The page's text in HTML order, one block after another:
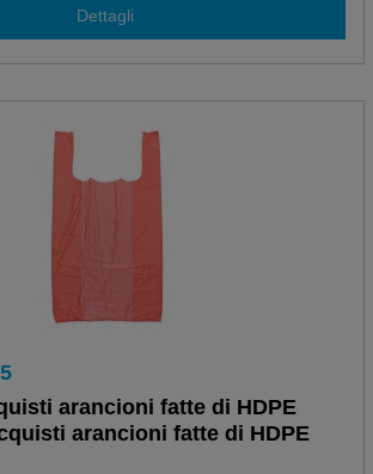
Dettagli
arancioni fatte di HDPE
arancioni fatte di HDPE